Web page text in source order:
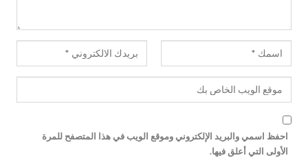
احفظ اسمي والبريد الإلكتروني وموقع الويب في هذا المتصفح للمرة
الأولى التي أعلق فيها.